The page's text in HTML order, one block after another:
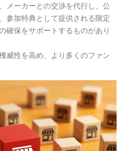
メーカーとの交渉を代行し、公
参加特典として提供される限定
確保をサポートするものがあり
威性を高め、より多くのファン